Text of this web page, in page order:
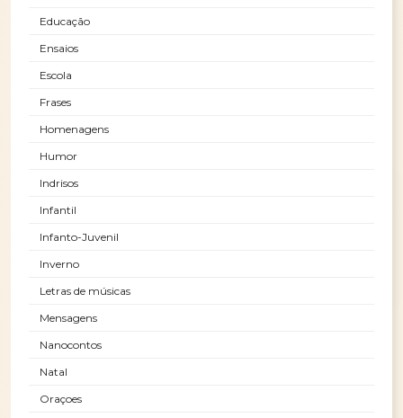
Educação
Ensaios
Escola
Frases
Homenagens
Humor
Indrisos
Infantil
Infanto-Juvenil
Inverno
Letras de músicas
Mensagens
Nanocontos
Natal
Oraçoes